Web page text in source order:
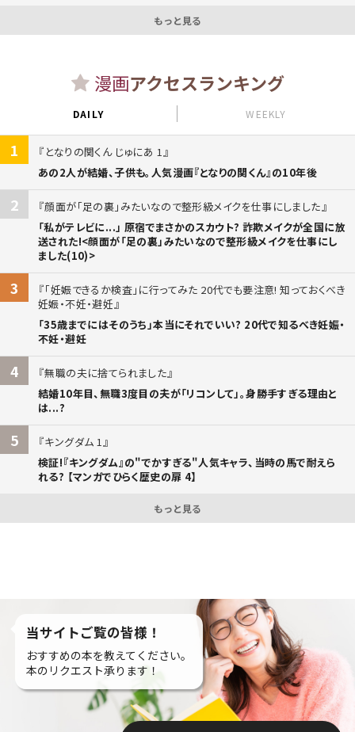
もっと見る
漫画アクセスランキング
DAILY WEEKLY
1
となりの関くん じゅにあ 1
あの2人が結婚、子供も。人気漫画『となりの関くん』の10年後
2
顔面が「足の裏」みたいなので整形級メイクを仕事にしました
「私がテレビに...」 原宿でまさかのスカウト? 詐欺メイクが全国に放
送された!<顔面が「足の裏」みたいなので整形級メイクを仕事にし
ました(10)>
3
「妊娠できるか検査」に行ってみた 20代でも要注意! 知っておくべき
妊娠・不妊・避妊
「35歳までにはそのうち」本当にそれでいい? 20代で知るべき妊娠・
不妊・避妊
4
無職の夫に捨てられました
結婚10年目、無職3度目の夫が「リコンして」。身勝手すぎる理由と
は...?
5
キングダム 1
検証!『キングダム』の"でかすぎる"人気キャラ、当時の馬で耐えら
れる? 【マンガでひらく歴史の扉 4】
もっと見る
当サイトご覧の皆様！
おすすめの本を教えてください。
本のリクエスト承ります！